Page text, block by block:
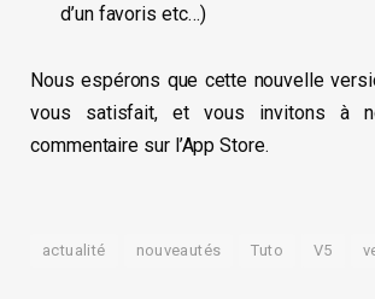
d’un favoris etc…)
Nous espérons que cette nouvelle
vous satisfait, et vous invitons à
commentaire sur l’App Store.
actualité nouveautés Tuto V5